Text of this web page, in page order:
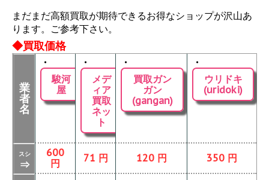
まだまだ高額買取が期待できるお得なショップが沢山あ
ります。ご参考下さい。
◆買取価格
業
者
名
・
駿河
屋
・
メデ
ィア
買取
ネッ
ト
・
買取ガン
ガン
(gangan)
・
ウリドキ
(uridoki)
スシ
⇒
600
円
71 円 120 円 350 円